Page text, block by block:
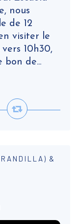
nous
de 12
visiter le
10h30,
bon de...
&